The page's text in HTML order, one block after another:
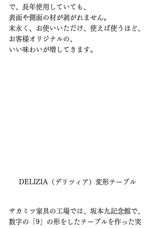
で、長年使用していても、
表面や側面の材が剥がれません。
末永く、お使いいただけ、使えば使うほど、
お客様オリジナルの、
いい味わいが増してきます。
DELIZIA（デリツィア）変形テーブル
サカミツ家具の工場では、坂本九記念館で、
数字の「9」の形をしたテーブルを作った実